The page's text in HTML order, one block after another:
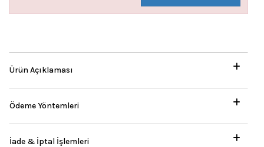
Ürün Açıklaması
Ödeme Yöntemleri
İade & İptal İşlemleri